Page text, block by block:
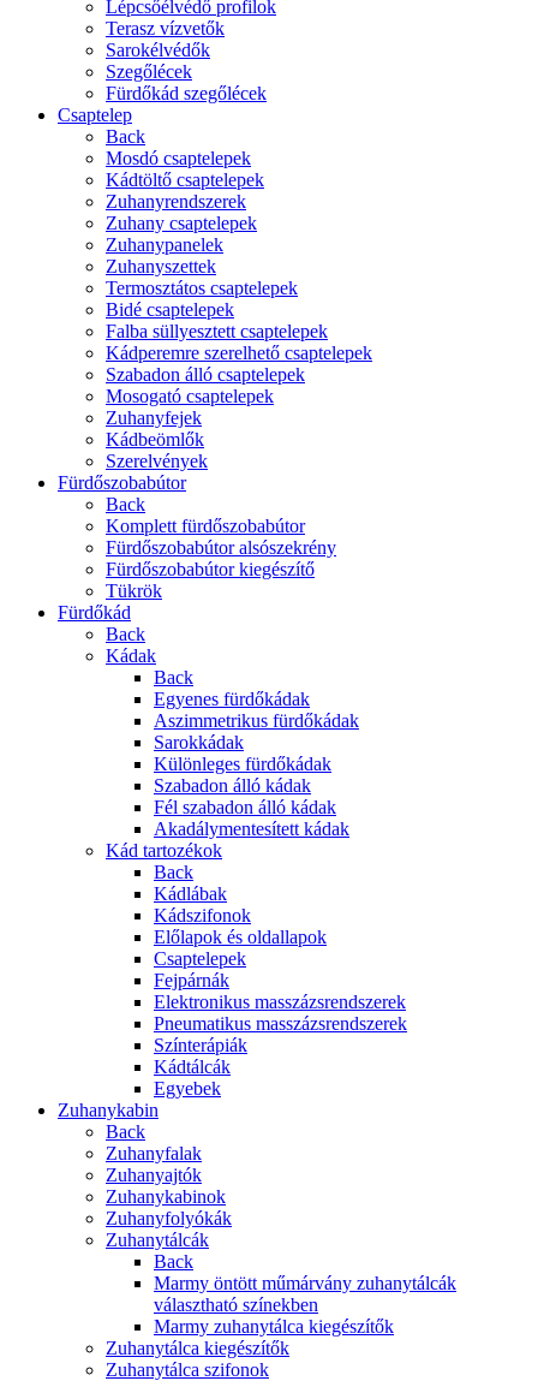
Lépcsőélvédő profilok
Terasz vízvetők
Sarokélvédők
Szegőlécek
Fürdőkád szegőlécek
Csaptelep
Back
Mosdó csaptelepek
Kádtöltő csaptelepek
Zuhanyrendszerek
Zuhany csaptelepek
Zuhanypanelek
Zuhanyszettek
Termosztátos csaptelepek
Bidé csaptelepek
Falba süllyesztett csaptelepek
Kádperemre szerelhető csaptelepek
Szabadon álló csaptelepek
Mosogató csaptelepek
Zuhanyfejek
Kádbeömlők
Szerelvények
Fürdőszobabútor
Back
Komplett fürdőszobabútor
Fürdőszobabútor alsószekrény
Fürdőszobabútor kiegészítő
Tükrök
Fürdőkád
Back
Kádak
Back
Egyenes fürdőkádak
Aszimmetrikus fürdőkádak
Sarokkádak
Különleges fürdőkádak
Szabadon álló kádak
Fél szabadon álló kádak
Akadálymentesített kádak
Kád tartozékok
Back
Kádlábak
Kádszifonok
Előlapok és oldallapok
Csaptelepek
Fejpárnák
Elektronikus masszázsrendszerek
Pneumatikus masszázsrendszerek
Színterápiák
Kádtálcák
Egyebek
Zuhanykabin
Back
Zuhanyfalak
Zuhanyajtók
Zuhanykabinok
Zuhanyfolyókák
Zuhanytálcák
Back
Marmy öntött műmárvány zuhanytálcák
választható színekben
Marmy zuhanytálca kiegészítők
Zuhanytálca kiegészítők
Zuhanytálca szifonok